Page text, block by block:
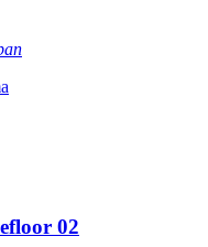
02